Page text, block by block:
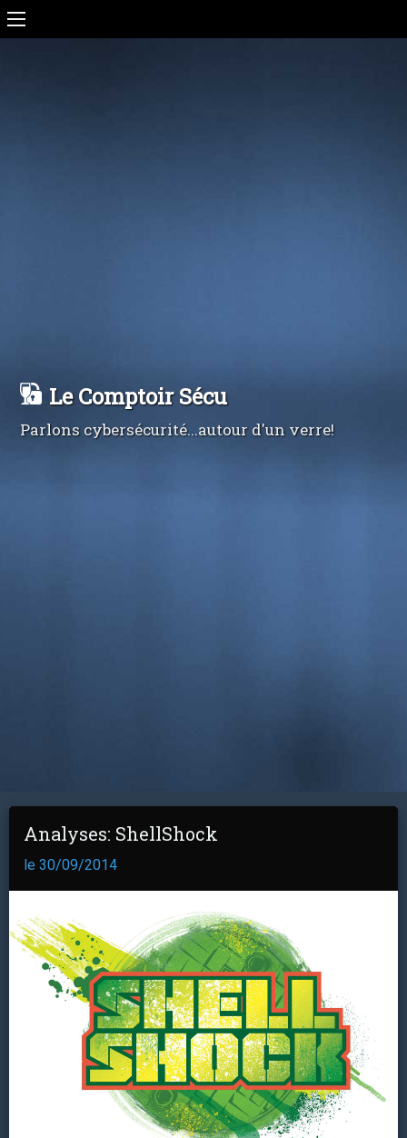
Le Comptoir Sécu
Parlons cybersécurité...autour d'un verre!
Analyses: ShellShock
le 30/09/2014